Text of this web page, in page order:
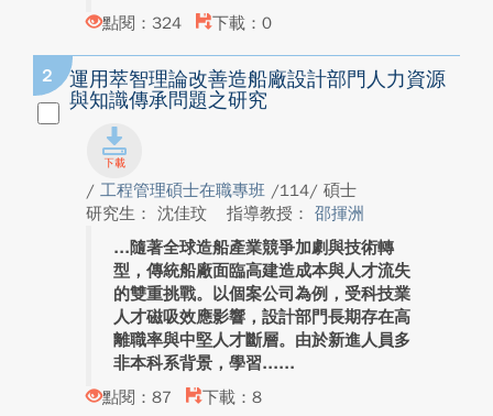
點閱：324
下載：0
2
運用萃智理論改善造船廠設計部門人力資源
與知識傳承問題之研究
/ 工程管理碩士在職專班 /114/ 碩士
研究生： 沈佳玟
指導教授： 邵揮洲
隨著全球造船產業競爭加劇與技術轉
型，傳統船廠面臨高建造成本與人才流失
的雙重挑戰。以個案公司為例，受科技業
人才磁吸效應影響，設計部門長期存在高
離職率與中堅人才斷層。由於新進人員多
非本科系背景，學習...
點閱：87
下載：8